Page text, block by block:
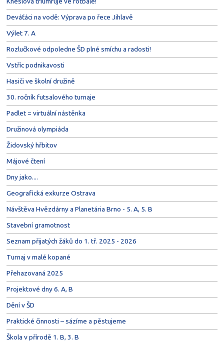
Deváťáci na vodě: Výprava po řece Jihlavě
Výlet 7. A
Rozlučkové odpoledne ŠD plné smíchu a radosti!
Vstříc podnikavosti
Hasiči ve školní družině
30. ročník futsalového turnaje
Padlet = virtuální nástěnka
Družinová olympiáda
Židovský hřbitov
Májové čtení
Dny jako....
Geografická exkurze Ostrava
Návštěva Hvězdárny a Planetária Brno - 5. A, 5. B
Stavební gramotnost
Seznam přijatých žáků do 1. tř. 2025 - 2026
Turnaj v malé kopané
Přehazovaná 2025
Projektové dny 6. A, B
Dění v ŠD
Praktické činnosti – sázíme a pěstujeme
Škola v přírodě 1. B, 3. B